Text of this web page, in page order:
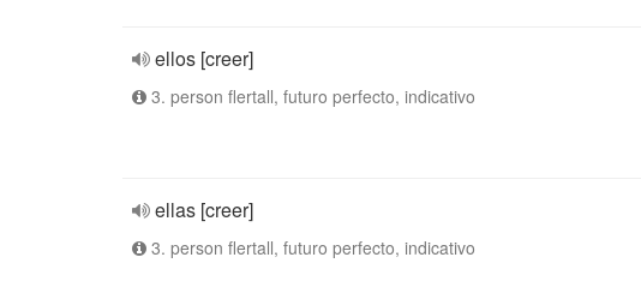
ellos [creer]
3. person flertall, futuro perfecto, indicativo
ellas [creer]
3. person flertall, futuro perfecto, indicativo